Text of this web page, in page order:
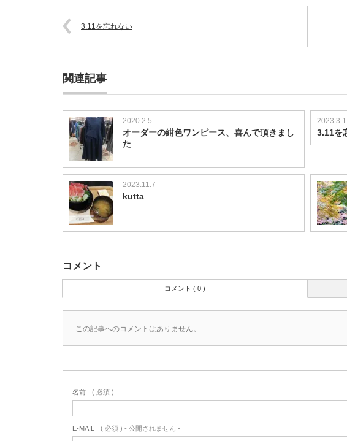
3.11を忘れない
関連記事
2020.2.5
オーダーの紺色ワンピース、喜んで頂きまし
た
2023.3.1
3.11を
2023.11.7
kutta
コメント
コメント ( 0 )
この記事へのコメントはありません。
名前 ( 必須 )
E-MAIL ( 必須 ) - 公開されません -